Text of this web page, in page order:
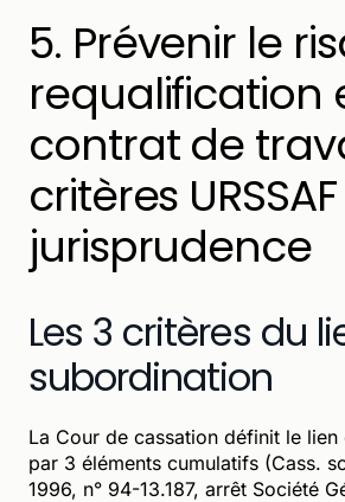
5. Prévenir le
requalification
contrat de
critères
jurisprudence
Les 3 critères du
subordination
La Cour de cassation définit le
par 3 éléments cumulatifs (Cass.
1996, n° 94-13.187, arrêt Société